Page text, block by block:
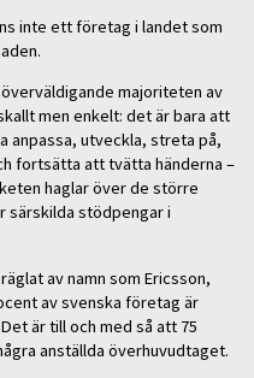
inte ett företag i landet som
majoriteten av
men enkelt: det är bara att
anpassa, utveckla, streta på,
fortsätta att tvätta händerna –
haglar över de större
särskilda stödpengar i
av namn som Ericsson,
av svenska företag är
är till och med så att 75
anställda överhuvudtaget.